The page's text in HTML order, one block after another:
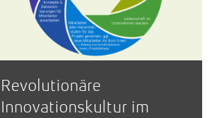
Revolutionäre
Innovationskultur im